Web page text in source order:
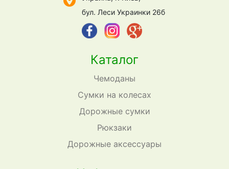
Каталог
Чемоданы
Сумки на колесах
Дорожные сумки
Рюкзаки
Дорожные аксессуары
бул. Леси Украинки 26б